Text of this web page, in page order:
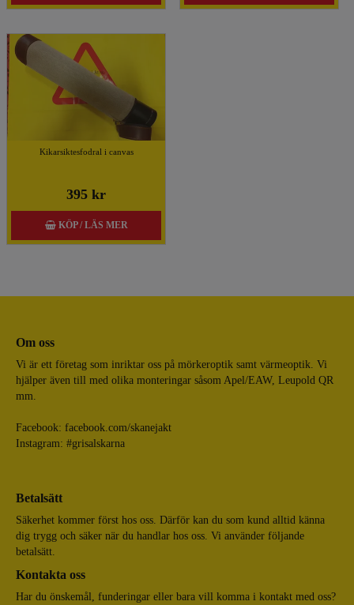
Kikarsiktesfodral i canvas
395 kr
KÖP / LÄS MER
Om oss
Vi är ett företag som inriktar oss på mörkeroptik samt värmeoptik. Vi
hjälper även till med olika monteringar såsom Apel/EAW, Leupold QR
mm.
Facebook: facebook.com/skanejakt
Instagram: #grisalskarna
Betalsätt
Säkerhet kommer först hos oss. Därför kan du som kund alltid känna
dig trygg och säker när du handlar hos oss. Vi använder följande
betalsätt.
Kontakta oss
Har du önskemål, funderingar eller bara vill komma i kontakt med oss?